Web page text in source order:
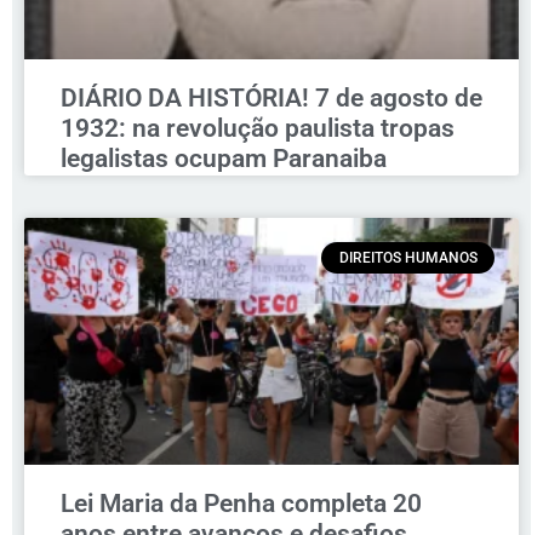
DIÁRIO DA HISTÓRIA! 7 de agosto de
1932: na revolução paulista tropas
legalistas ocupam Paranaiba
DIREITOS HUMANOS
Lei Maria da Penha completa 20